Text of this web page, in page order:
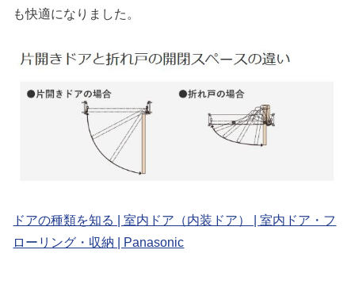
も快適になりました。
ドアの種類を知る | 室内ドア（内装ドア） | 室内ドア・フ
ローリング・収納 | Panasonic